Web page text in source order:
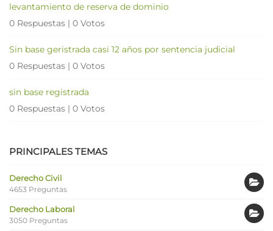
levantamiento de reserva de dominio
0 Respuestas | 0 Votos
Sin base geristrada casi 12 años por sentencia judicial
0 Respuestas | 0 Votos
sin base registrada
0 Respuestas | 0 Votos
PRINCIPALES TEMAS
Derecho Civil
4653 Preguntas
Derecho Laboral
3050 Preguntas